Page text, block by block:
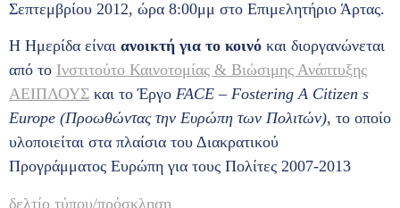
Σεπτεμβρίου 2012, ώρα 8:00μμ στο Επιμελητήριο Άρτας.
Η Ημερίδα είναι ανοικτή για το κοινό και διοργανώνεται
από το Ινστιτούτο Καινοτομίας & Βιώσιμης Ανάπτυξης
ΑΕΙΠΛΟΥΣ και το Έργο FACE – Fostering A Citizen s
Europe (Προωθώντας την Ευρώπη των Πολιτών), το οποίο
υλοποιείται στα πλαίσια του Διακρατικού
Προγράμματος Ευρώπη για τους Πολίτες 2007-2013
δελτίο τύπου/πρόσκληση